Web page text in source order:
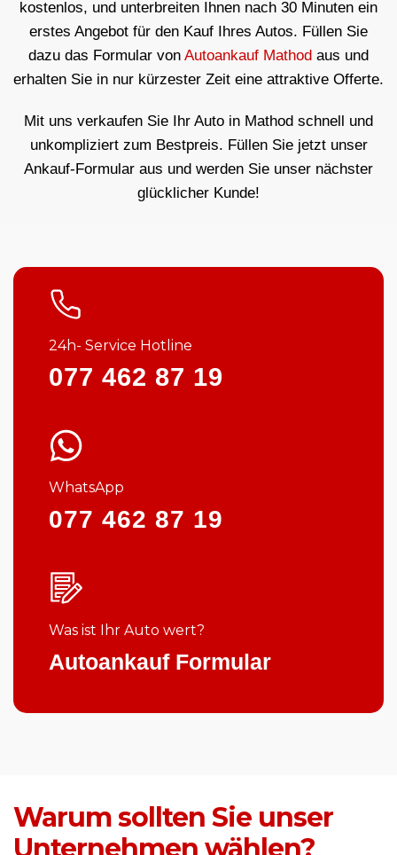
kostenlos, und unterbreiten Ihnen nach 30 Minuten ein
erstes Angebot für den Kauf Ihres Autos. Füllen Sie
dazu das Formular von Autoankauf Mathod aus und
erhalten Sie in nur kürzester Zeit eine attraktive Offerte.
Mit uns verkaufen Sie Ihr Auto in Mathod schnell und
unkompliziert zum Bestpreis. Füllen Sie jetzt unser
Ankauf-Formular aus und werden Sie unser nächster
glücklicher Kunde!
24h- Service Hotline
077 462 87 19
WhatsApp
077 462 87 19
Was ist Ihr Auto wert?
Autoankauf Formular
Warum sollten Sie unser